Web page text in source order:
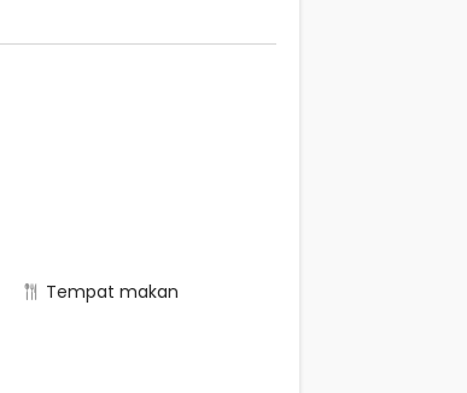
Tempat makan